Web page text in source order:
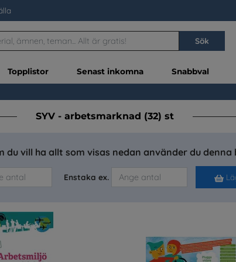
Sök
Topplistor Senast inkomna Snabbval
SYV - arbetsmarknad (32) st
du vill ha allt som visas nedan använder du
Enstaka ex.